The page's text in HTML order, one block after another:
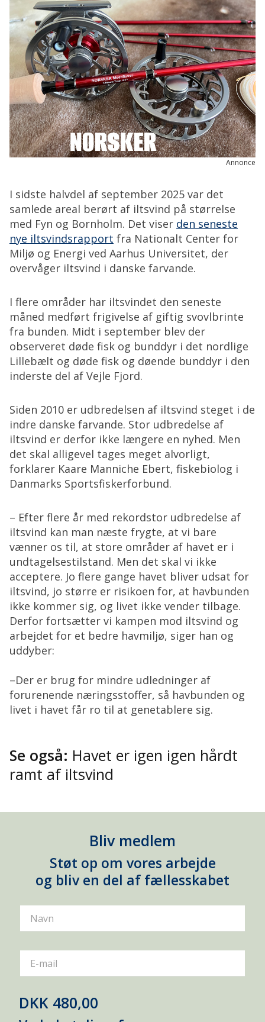
Annonce
I sidste halvdel af september 2025 var det
samlede areal berørt af iltsvind på størrelse
med Fyn og Bornholm. Det viser den seneste
nye iltsvindsrapport fra Nationalt Center for
Miljø og Energi ved Aarhus Universitet, der
overvåger iltsvind i danske farvande.
I flere områder har iltsvindet den seneste
måned medført frigivelse af giftig svovlbrinte
fra bunden. Midt i september blev der
observeret døde fisk og bunddyr i det nordlige
Lillebælt og døde fisk og døende bunddyr i den
inderste del af Vejle Fjord.
Siden 2010 er udbredelsen af iltsvind steget i de
indre danske farvande. Stor udbredelse af
iltsvind er derfor ikke længere en nyhed. Men
det skal alligevel tages meget alvorligt,
forklarer Kaare Manniche Ebert, fiskebiolog i
Danmarks Sportsfiskerforbund.
– Efter flere år med rekordstor udbredelse af
iltsvind kan man næste frygte, at vi bare
vænner os til, at store områder af havet er i
undtagelsestilstand. Men det skal vi ikke
acceptere. Jo flere gange havet bliver udsat for
iltsvind, jo større er risikoen for, at havbunden
ikke kommer sig, og livet ikke vender tilbage.
Derfor fortsætter vi kampen mod iltsvind og
arbejdet for et bedre havmiljø, siger han og
uddyber:
–Der er brug for mindre udledninger af
forurenende næringsstoffer, så havbunden og
livet i havet får ro til at genetablere sig.
Se også: Havet er igen igen hårdt
ramt af iltsvind
Bliv medlem
Støt op om vores arbejde
og bliv en del af fællesskabet
Navn
E-mail
DKK 480,00